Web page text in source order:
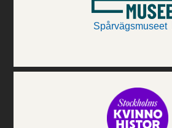
Spårvägsmuseet